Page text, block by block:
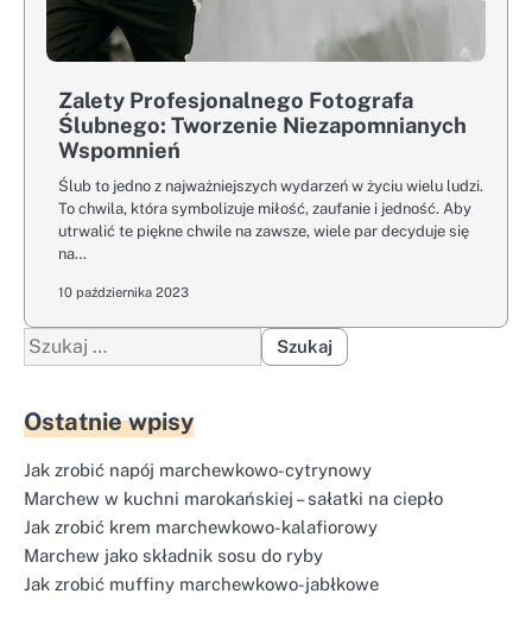
Zalety Profesjonalnego Fotografa
Ślubnego: Tworzenie Niezapomnianych
Wspomnień
Ślub to jedno z najważniejszych wydarzeń w życiu wielu ludzi.
To chwila, która symbolizuje miłość, zaufanie i jedność. Aby
utrwalić te piękne chwile na zawsze, wiele par decyduje się
na…
10 października 2023
Szukaj:
Ostatnie wpisy
Jak zrobić napój marchewkowo-cytrynowy
Marchew w kuchni marokańskiej – sałatki na ciepło
Jak zrobić krem marchewkowo-kalafiorowy
Marchew jako składnik sosu do ryby
Jak zrobić muffiny marchewkowo-jabłkowe